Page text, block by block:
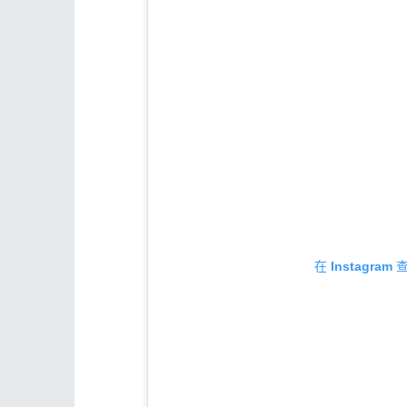
在 Instagram